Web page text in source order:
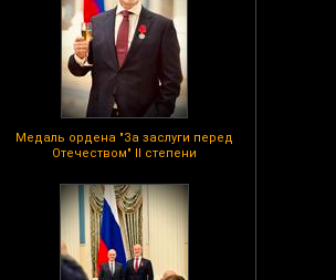
Медаль ордена "За заслуги перед
Отечеством" II степени